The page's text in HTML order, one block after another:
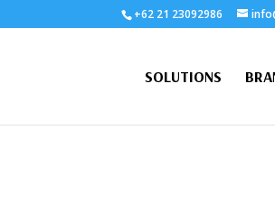
+62 21 23092986
SOLUTIONS